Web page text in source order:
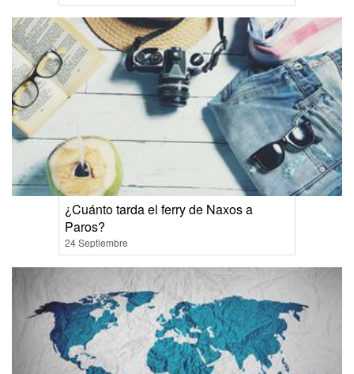
¿Cuánto tarda el ferry de Naxos a
Paros?
24 Septiembre